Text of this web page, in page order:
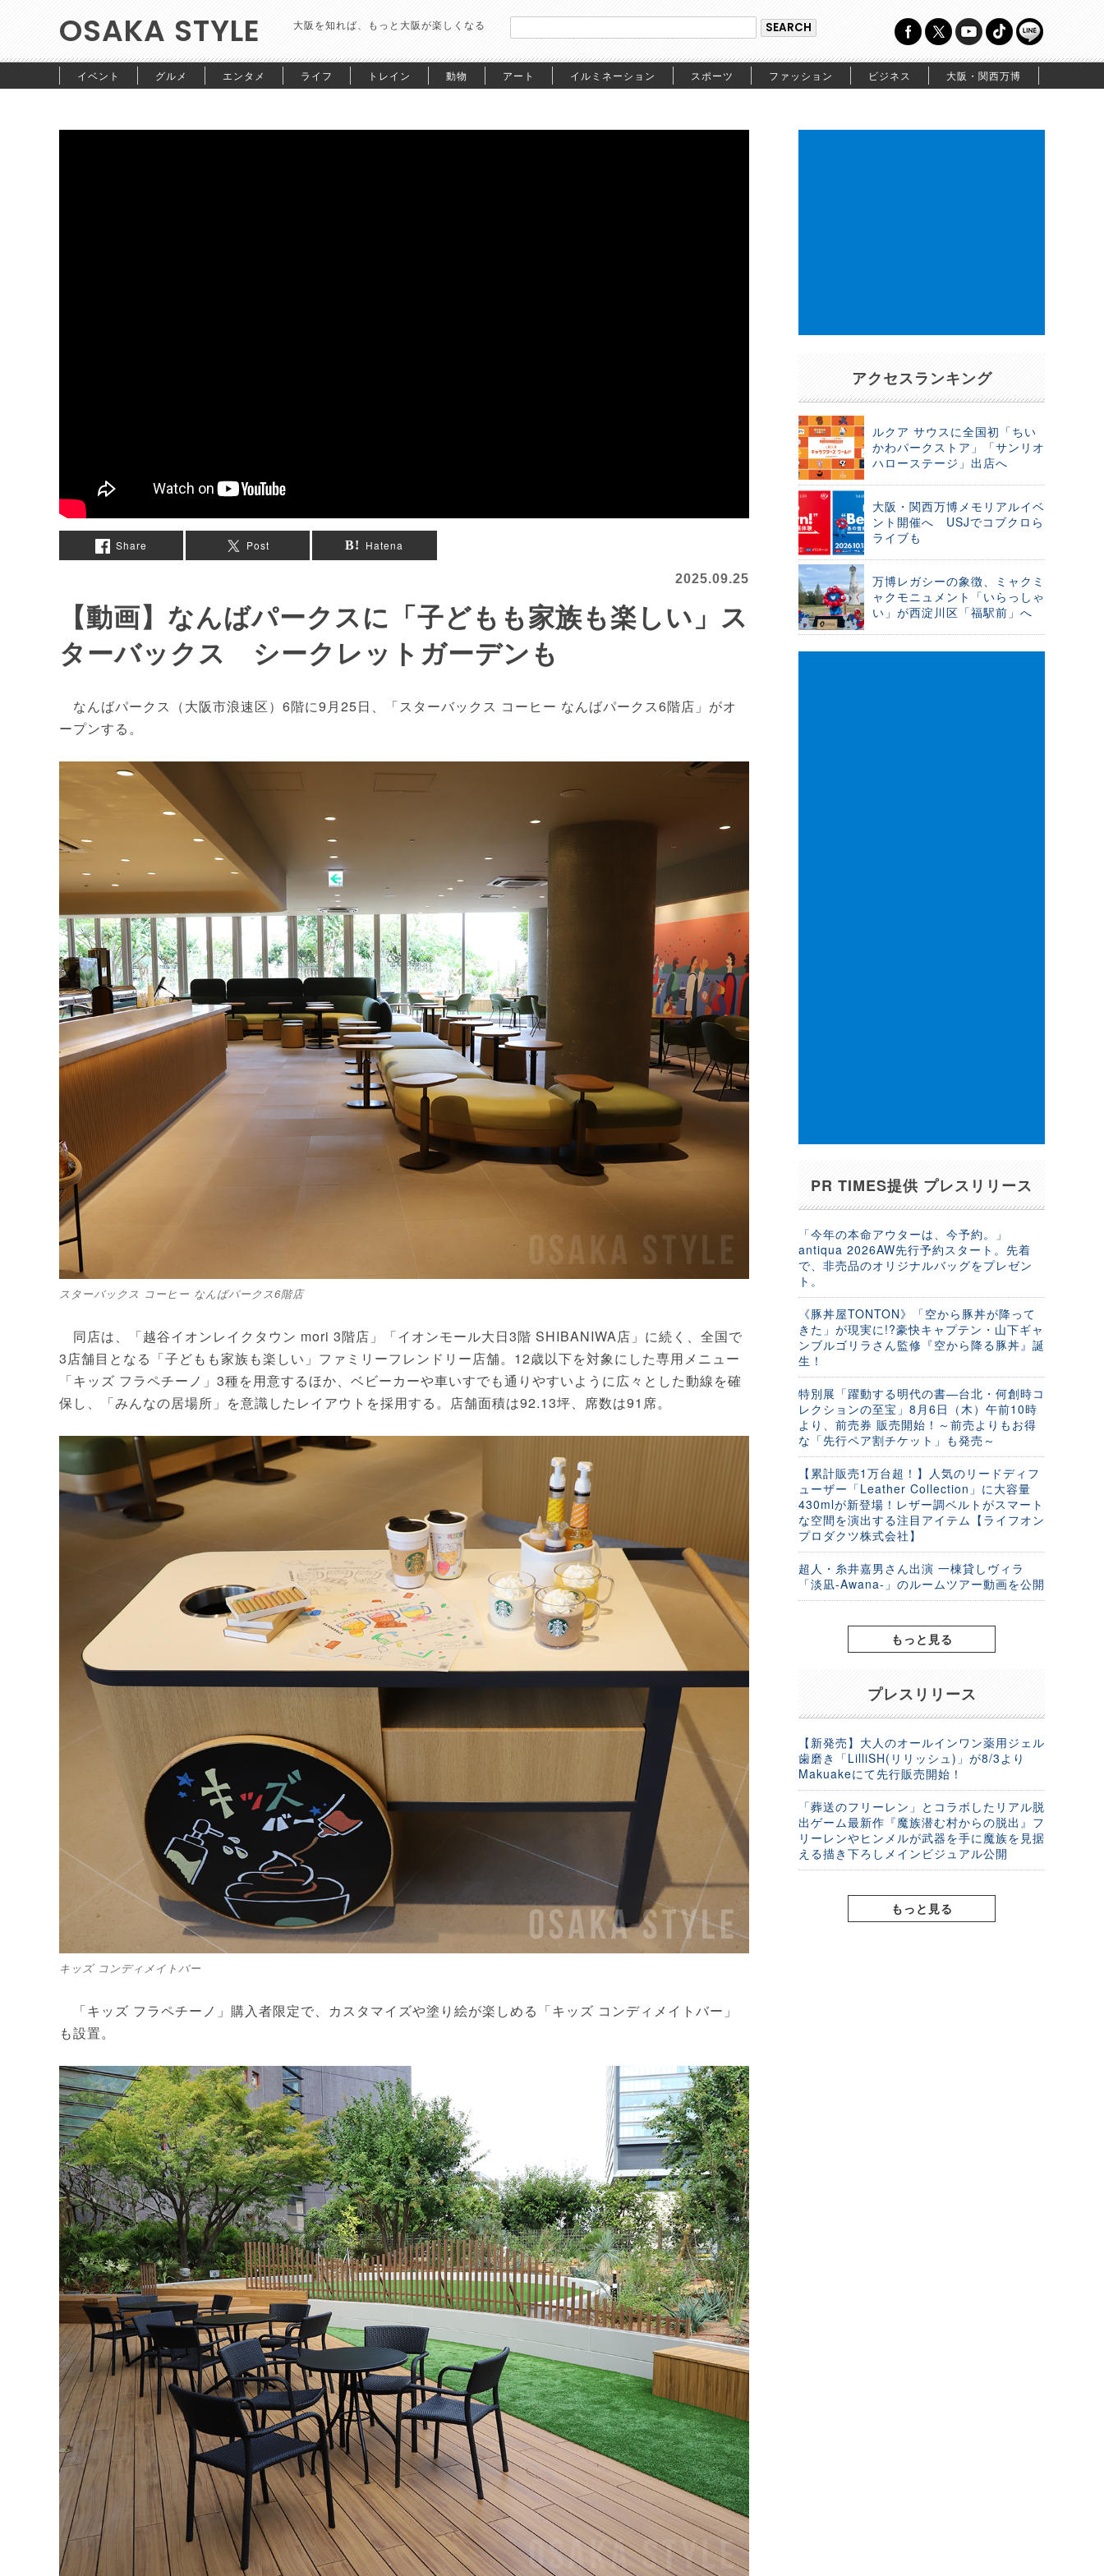
OSAKA STYLE 大阪を知れば、もっと大阪が楽しくなる
イベント グルメ エンタメ ライフ トレイン 動物 アート イルミネーション スポーツ ファッション ビジネス 大阪・関西万博
Share Post Hatena
2025.09.25
【動画】なんばパークスに「子どもも家族も楽しい」ス
ターバックス シークレットガーデンも
なんばパークス（大阪市浪速区）6階に9月25日、「スターバックス コーヒー なんばパークス6階店」がオ
ープンする。
スターバックス コーヒー なんばパークス6階店
同店は、「越谷イオンレイクタウン mori 3階店」「イオンモール大日3階 SHIBANIWA店」に続く、全国で
3店舗目となる「子どもも家族も楽しい」ファミリーフレンドリー店舗。12歳以下を対象にした専用メニュー
「キッズ フラペチーノ」3種を用意するほか、ベビーカーや車いすでも通りやすいように広々とした動線を確
保し、「みんなの居場所」を意識したレイアウトを採用する。店舗面積は92.13坪、席数は91席。
キッズ コンディメイトバー
「キッズ フラペチーノ」購入者限定で、カスタマイズや塗り絵が楽しめる「キッズ コンディメイトバー」
も設置。
アクセスランキング
ルクア サウスに全国初「ちい
かわパークストア」「サンリオ
ハローステージ」出店へ
大阪・関西万博メモリアルイベ
ント開催へ USJでコブクロら
ライブも
万博レガシーの象徴、ミャクミ
ャクモニュメント「いらっしゃ
い」が西淀川区「福駅前」へ
PR TIMES提供 プレスリリース
「今年の本命アウターは、今予約。」
antiqua 2026AW先行予約スタート。先着
で、非売品のオリジナルバッグをプレゼン
ト。
《豚丼屋TONTON》「空から豚丼が降って
きた」が現実に!?豪快キャプテン・山下ギャ
ンブルゴリラさん監修『空から降る豚丼』誕
生！
特別展「躍動する明代の書―台北・何創時コ
レクションの至宝」8月6日（木）午前10時
より、前売券 販売開始！～前売よりもお得
な「先行ペア割チケット」も発売～
【累計販売1万台超！】人気のリードディフ
ューザー「Leather Collection」に大容量
430mlが新登場！レザー調ベルトがスマート
な空間を演出する注目アイテム【ライフオン
プロダクツ株式会社】
超人・糸井嘉男さん出演 一棟貸しヴィラ
「淡凪-Awana-」のルームツアー動画を公開
もっと見る
プレスリリース
【新発売】大人のオールインワン薬用ジェル
歯磨き「LilliSH(リリッシュ)」が8/3より
Makuakeにて先行販売開始！
「葬送のフリーレン」とコラボしたリアル脱
出ゲーム最新作『魔族潜む村からの脱出』フ
リーレンやヒンメルが武器を手に魔族を見据
える描き下ろしメインビジュアル公開
もっと見る